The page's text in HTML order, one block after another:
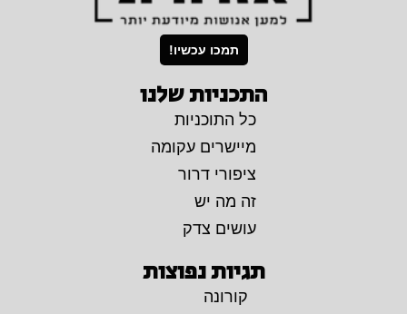
תמכו עכשיו!
התכניות שלנו
כל התוכניות
מיישרים עקומה
ציפורי דרור
זה מה יש
עושים צדק
תגיות נפוצות
קורונה